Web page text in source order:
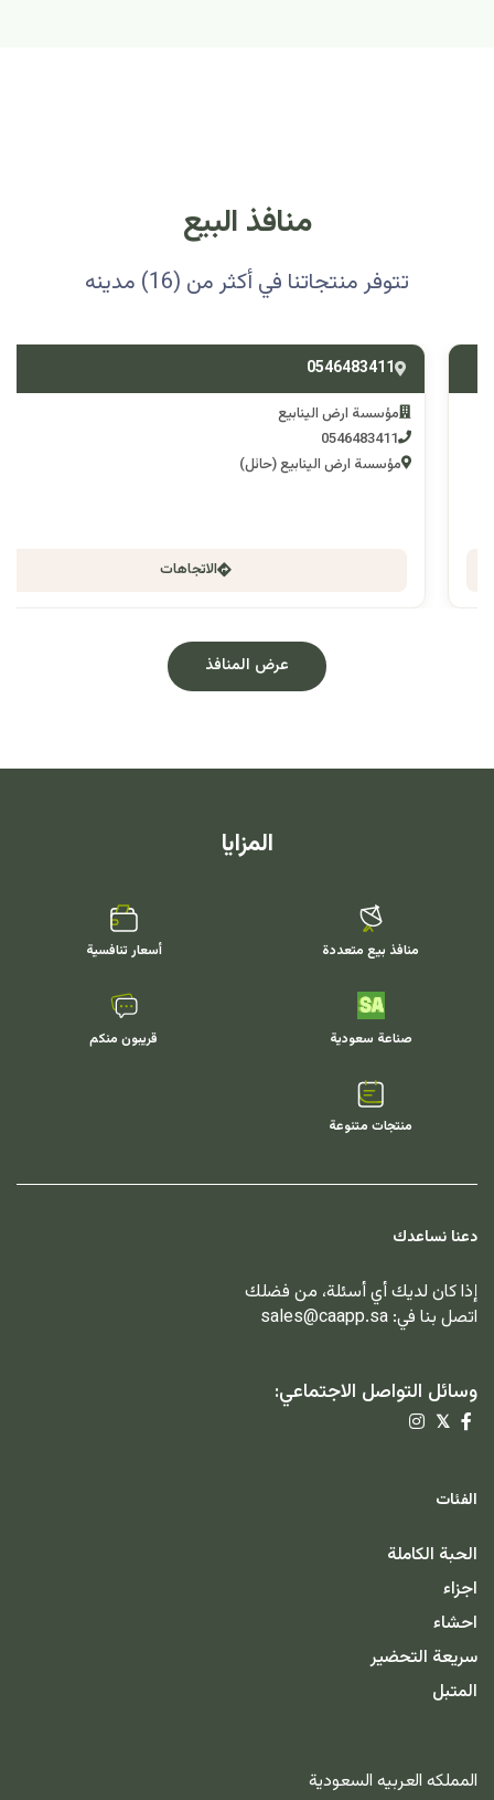
منافذ البيع
تتوفر منتجاتنا في أكثر من (16) مدينه
0546483411
مؤسسة ارض الينابيع
0546483411
مؤسسة ارض الينابيع (حائل)
الاتجاهات
عرض المنافذ
المزايا
منافذ بيع متعددة أسعار تنافسية
صناعة سعودية قريبون منكم
منتجات متنوعة
دعنا نساعدك
إذا كان لديك أي أسئلة، من فضلك
اتصل بنا في: sales@caapp.sa
وسائل التواصل الاجتماعي:
𝕏
الفئات
الحبة الكاملة
اجزاء
احشاء
سريعة التحضير
المتبل
المملكه العربيه السعودية